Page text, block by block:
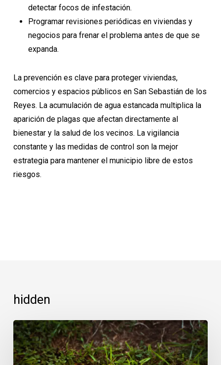
detectar focos de infestación.
Programar revisiones periódicas en viviendas y
negocios para frenar el problema antes de que se
expanda.
La prevención es clave para proteger viviendas,
comercios y espacios públicos en San Sebastián de los
Reyes. La acumulación de agua estancada multiplica la
aparición de plagas que afectan directamente al
bienestar y la salud de los vecinos. La vigilancia
constante y las medidas de control son la mejor
estrategia para mantener el municipio libre de estos
riesgos.
hidden